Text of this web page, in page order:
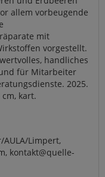
allem vorbeugende
mit
vorgestellt.
handliches
für Mitarbeiter
2025.
cm, kart.
Limpert,
kontakt@quelle-